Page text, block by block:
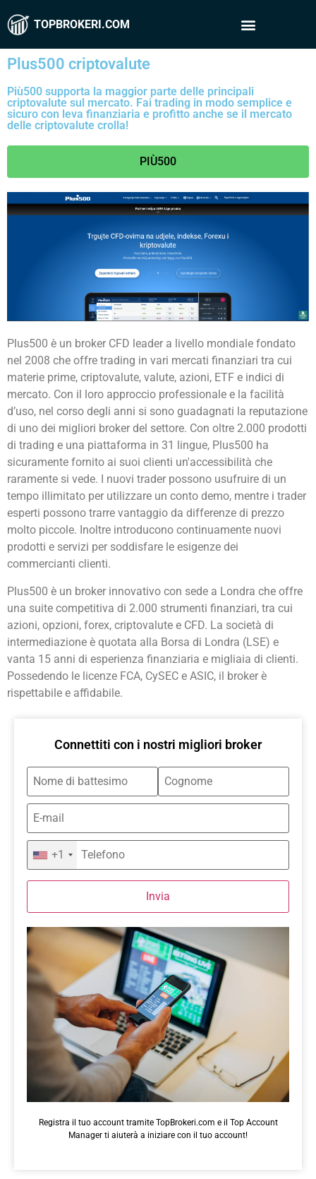
TOPBROKERI.COM
Plus500 criptovalute
Più500 supporta la maggior parte delle principali
criptovalute sul mercato. Fai trading in modo semplice e
sicuro con leva finanziaria e profitto anche se il mercato
delle criptovalute crolla!
PIÙ500
Plus500 è un broker CFD leader a livello mondiale fondato
nel 2008 che offre trading in vari mercati finanziari tra cui
materie prime, criptovalute, valute, azioni, ETF e indici di
mercato. Con il loro approccio professionale e la facilità
d’uso, nel corso degli anni si sono guadagnati la reputazione
di uno dei migliori broker del settore. Con oltre 2.000 prodotti
di trading e una piattaforma in 31 lingue, Plus500 ha
sicuramente fornito ai suoi clienti un'accessibilità che
raramente si vede. I nuovi trader possono usufruire di un
tempo illimitato per utilizzare un conto demo, mentre i trader
esperti possono trarre vantaggio da differenze di prezzo
molto piccole. Inoltre introducono continuamente nuovi
prodotti e servizi per soddisfare le esigenze dei
commercianti clienti.
Plus500 è un broker innovativo con sede a Londra che offre
una suite competitiva di 2.000 strumenti finanziari, tra cui
azioni, opzioni, forex, criptovalute e CFD. La società di
intermediazione è quotata alla Borsa di Londra (LSE) e
vanta 15 anni di esperienza finanziaria e migliaia di clienti.
Possedendo le licenze FCA, CySEC e ASIC, il broker è
rispettabile e affidabile.
Connettiti con i nostri migliori broker
+1
Invia
Registra il tuo account tramite TopBrokeri.com e il Top Account
Manager ti aiuterà a iniziare con il tuo account!